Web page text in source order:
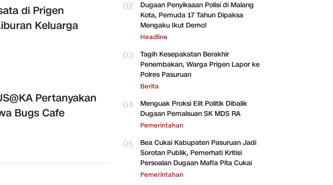
di Prigen
Keluarga
Pertanyakan
Bugs Cafe
02
Dugaan Penyiksaan Polisi di Malang
Kota, Pemuda 17 Tahun Dipaksa
Mengaku Ikut Demo!
Headline
03
Tagih Kesepakatan Berakhir
Penembakan, Warga Prigen Lapor ke
Polres Pasuruan
Berita
04
Menguak Proksi Elit Politik Dibalik
Dugaan Pemalsuan SK MDS RA
Pemerintahan
05
Bea Cukai Kabupaten Pasuruan Jadi
Sorotan Publik, Pemerhati Kritisi
Persoalan Dugaan Mafia Pita Cukai
Pemerintahan